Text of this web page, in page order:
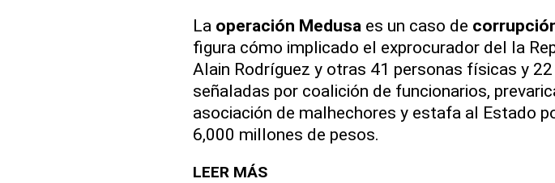
La operación Medusaes un caso de
figura cómo implicado el exprocurador del la
Alain Rodríguez y otras 41 personas físicas y
señaladas por coalición de funcionarios,
asociación de malhechores y estafa al Estado
6,000 millones de pesos.
LEER MÁS